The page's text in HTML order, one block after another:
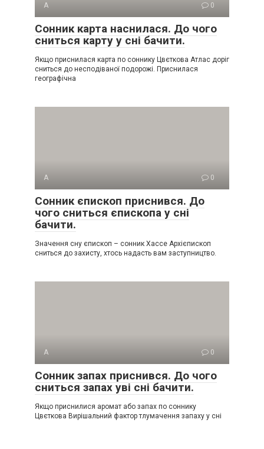
А 0
Сонник карта наснилася. До чого
сниться карту у сні бачити.
Якщо приснилася карта по соннику Цвєткова Атлас доріг
сниться до несподіваної подорожі. Приснилася
географічна
А 0
Сонник єпископ приснився. До
чого сниться єпископа у сні
бачити.
Значення сну єпископ – сонник Хассе Архієпископ
сниться до захисту, хтось надасть вам заступництво.
А 0
Сонник запах приснився. До чого
сниться запах уві сні бачити.
Якщо приснилися аромат або запах по соннику
Цвєткова Вирішальний фактор тлумачення запаху у сні